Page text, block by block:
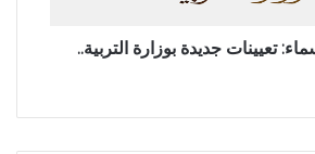
تعيينات جديدة بوزارة التربية..